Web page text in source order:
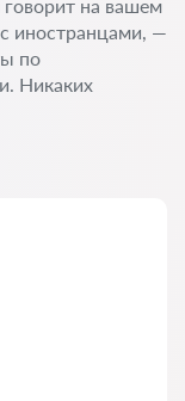
на вашем
иностранцами, —
по
Никаких